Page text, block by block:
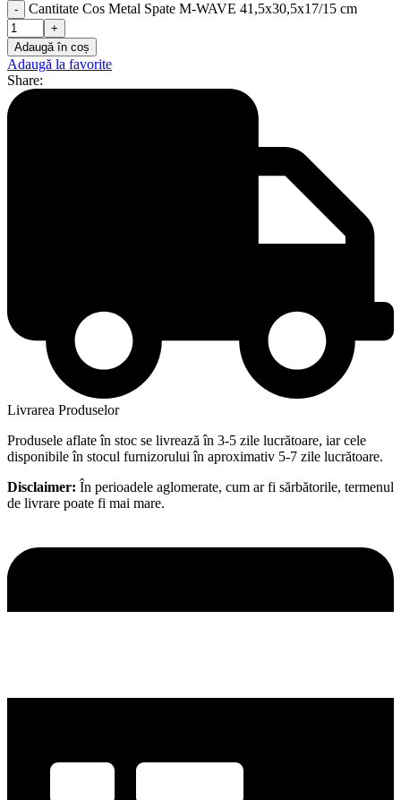
Cantitate Cos Metal Spate M-WAVE 41,5x30,5x17/15 cm
Adaugă în coș
Adaugă la favorite
Share:
Livrarea Produselor
Produsele aflate în stoc se livrează în 3-5 zile lucrătoare, iar cele
disponibile în stocul furnizorului în aproximativ 5-7 zile lucrătoare.
Disclaimer: În perioadele aglomerate, cum ar fi sărbătorile, termenul
de livrare poate fi mai mare.